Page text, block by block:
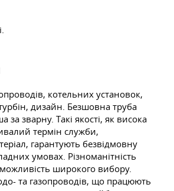
котельних установок,
дизайн. Безшовна труба
за зварну. Такі якості, як висока
термін служби,
гарантують безвідмовну
умовах. Різноманітність
широкого вибору.
та газопроводів, що працюють